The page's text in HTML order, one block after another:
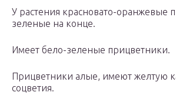
У растения красновато-оранжевые
зеленые на конце.
Имеет бело-зеленые прицветники.
Прицветники алые, имеют желтую
соцветия.